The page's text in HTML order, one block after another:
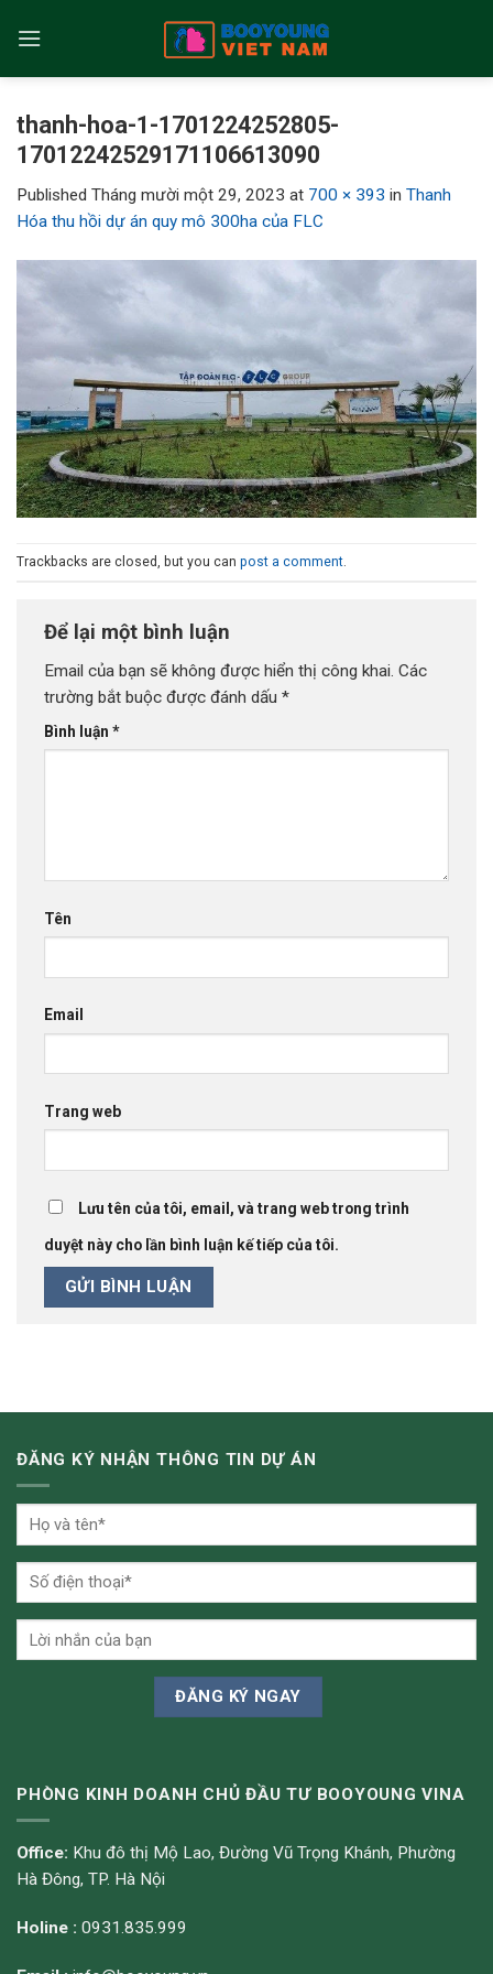
thanh-hoa-1-1701224252805-
17012242529171106613090
Published Tháng mười một 29, 2023 at 700 × 393 in Thanh
Hóa thu hồi dự án quy mô 300ha của FLC
Trackbacks are closed, but you can post a comment
Để lại một bình luận
Email của bạn sẽ không được hiển thị công khai. Các
trường bắt buộc được đánh dấu *
Bình luận *
Tên
Email
Trang web
Lưu tên của tôi, email, và trang web trong trình
duyệt này cho lần bình luận kế tiếp của tôi.
ĐĂNG KÝ NHẬN THÔNG TIN DỰ ÁN
PHÒNG KINH DOANH CHỦ ĐẦU TƯ BOOYOUNG VINA
Office: Khu đô thị Mộ Lao, Đường Vũ Trọng Khánh, Phường
Hà Đông, TP. Hà Nội
Holine : 0931.835.999